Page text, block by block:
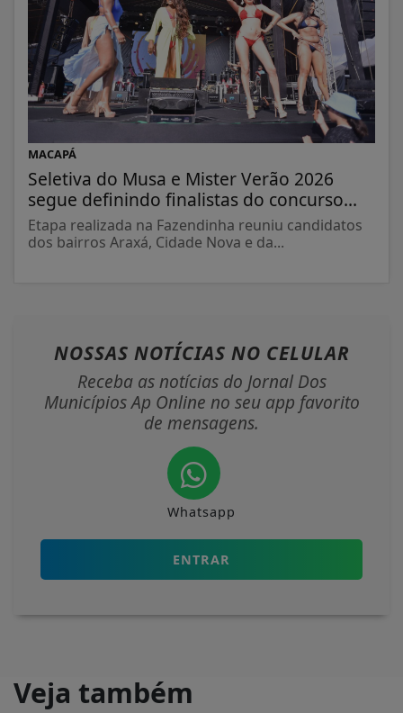
MACAPÁ
Seletiva do Musa e Mister Verão 2026
segue definindo finalistas do concurso...
Etapa realizada na Fazendinha reuniu candidatos
dos bairros Araxá, Cidade Nova e da...
NOSSAS NOTÍCIAS NO CELULAR
Receba as notícias do Jornal Dos
Municípios Ap Online no seu app favorito
de mensagens.
Whatsapp
ENTRAR
Veja também